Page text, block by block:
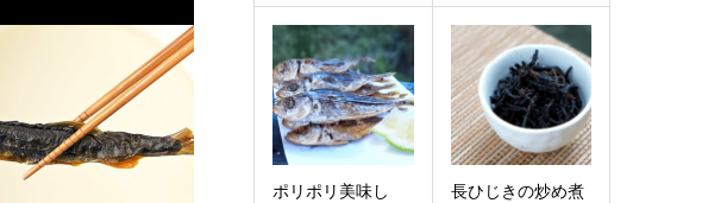
ポリポリ美味し
長ひじきの炒め煮